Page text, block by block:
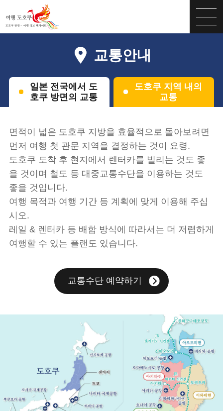
교통안내
일본 전국에서 도
호쿠 방면의 교통
도호쿠 지역 내의
교통
면적이 넓은 도호쿠 지방을 효율적으로 돌아보려면
먼저 여행 첫 관문 지역을 결정하는 것이 요령.
도호쿠 도착 후 현지에서 렌터카를 빌리는 것도 좋
을 것이며 철도 등 대중교통수단을 이용하는 것도
좋을 것입니다.
여행 목적과 여행 기간 등 계획에 맞게 이용해 주십
시오.
레일 & 렌터카 등 배합 방식에 따라서는 더 저렴하게
여행할 수 있는 플랜도 있습니다.
교통수단 예약하기